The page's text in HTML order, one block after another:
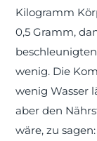
Kilogramm
0,5 Gramm,
wenig. Die
wenig Wasser
aber den
wäre, zu